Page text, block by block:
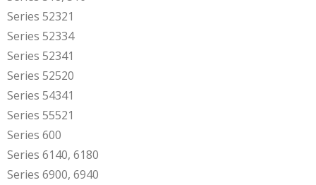
Series 52321
Series 52334
Series 52341
Series 52520
Series 54341
Series 55521
Series 600
Series 6140, 6180
Series 6900, 6940